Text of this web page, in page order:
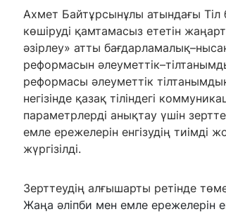
Ахмет Байтұрсынұлы атындағы Тіл
көшіруді қамтамасыз ететін
әзірлеу» атты
реформасын
реформасы әлеуметтік
негізінде қазақ тіліндегі
параметрлерді анықтау үшін
емле ережелерін енгізудің тиімді
жүргізілді.
Зерттеудің алғышарты ретінде
Жаңа әліпби мен емле ережелерін